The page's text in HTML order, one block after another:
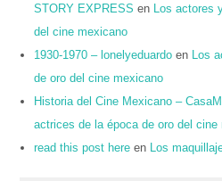
STORY EXPRESS en
Los actores
del cine mexicano
1930-1970 – lonelyeduardo en
Los
de oro del cine mexicano
Historia del Cine Mexicano –
actrices de la época de oro del cine
read this post here en Los